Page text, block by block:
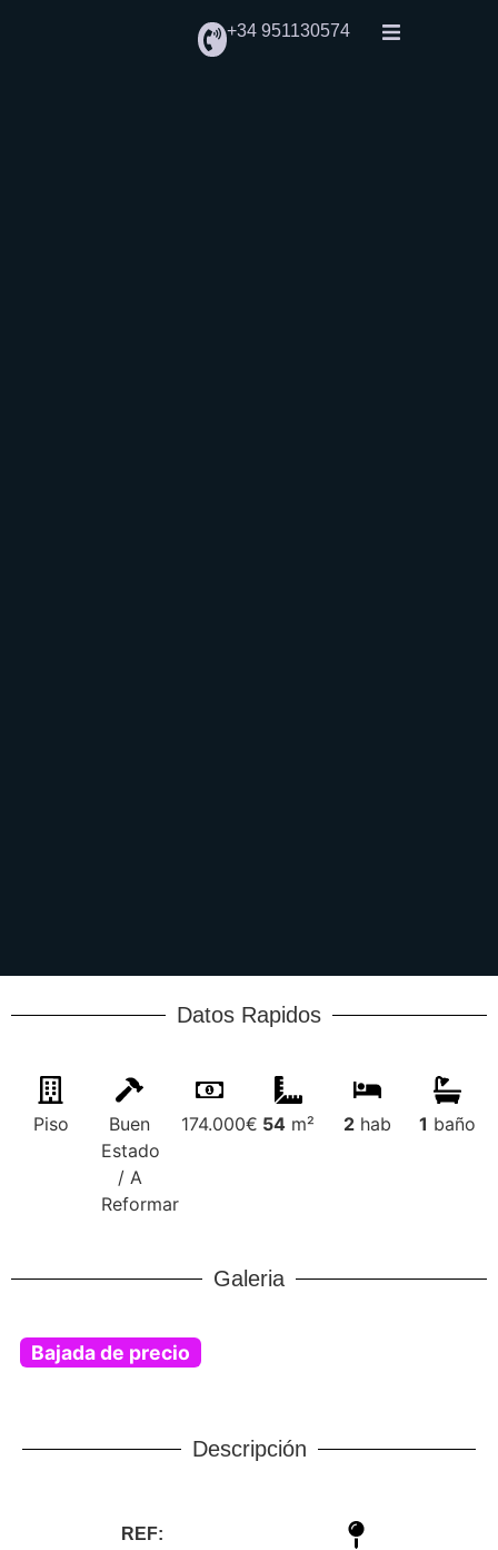
+34 951130574
Datos Rapidos
Piso
Buen
Estado
/ A
Reformar
174.000€ 54 m² 2 hab 1 baño
Galeria
Bajada de precio
Descripción
REF: